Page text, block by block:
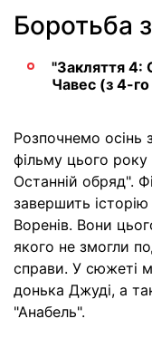
Боротьба
"Закляття 4:
Чавес (з 4-
Розпочнемо осінь
фільму цього
Останній обряд".
завершить
Воренів. Вони
якого не змогли
справи. У сюжеті
донька Джуді, а
"Анабель".